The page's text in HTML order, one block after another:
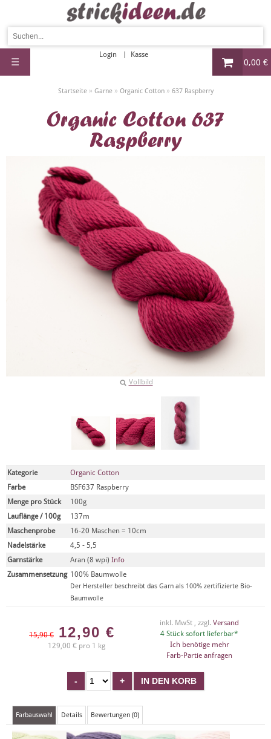
0,00 €
Login Kasse
☰
Startseite» Garne» Organic Cotton» 637 Raspberry
Organic Cotton 637
Raspberry
Vollbild
Kategorie
Organic Cotton
Farbe
BSF637 Raspberry
Menge pro Stück
100g
Lauflänge / 100g
137m
Maschenprobe
16-20 Maschen = 10cm
Nadelstärke
4,5 - 5,5
Garnstärke
Aran (8 wpi) Info
Zusammensetzung 100% Baumwolle
Der Hersteller beschreibt das Garn als 100% zertifizierte Bio-
Baumwolle
15,90 € 12,90 €
129,00 € pro 1 kg
inkl. MwSt , zzgl. Versand
4 Stück sofort lieferbar*
Ich benötige mehr
Farb-Partie anfragen
Farbauswahl Details Bewertungen (0)